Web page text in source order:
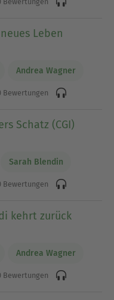
Leben
Andrea Wagner
Bewertungen
Schatz (CGI)
Sarah Blendin
Bewertungen
kehrt zurück
Andrea Wagner
Bewertungen